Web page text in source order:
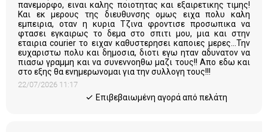
πανεμορφο, ειναι καλης ποιοτητας και εξαιρετικης τιμης!
Και εκ μερους της διευθυνσης ομως ειχα πολυ καλη
εμπειρια, οταν η κυρια Τζινα φροντισε προσωπικα να
φτασει εγκαιρως το δεμα στο σπιτι μου, μια και στην
εταιρια courier το ειχαν καθυστερησει καποιες μερες...Την
ευχαριστω πολυ και δημοσια, διοτι εγω ηταν αδυνατον να
πιασω γραμμη και να συνεννοηθω μαζι τους!! Απο εδω και
στο εξης θα ενημερωνομαι για την συλλογη τους!!!
22/07/2026 11:17
Eπιβεβαιωμένη αγορά από πελάτη